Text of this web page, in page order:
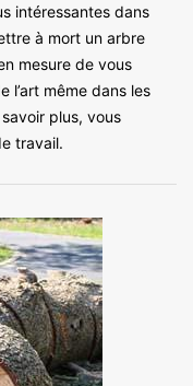
intéressantes dans
à mort un arbre
mesure de vous
l’art même dans les
plus, vous
travail.